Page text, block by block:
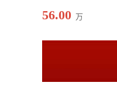
56.00 万